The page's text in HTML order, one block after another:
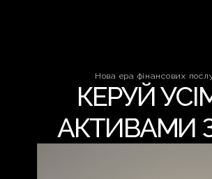
Нова ера фінансових
КЕРУЙ
АКТИВАМИ З